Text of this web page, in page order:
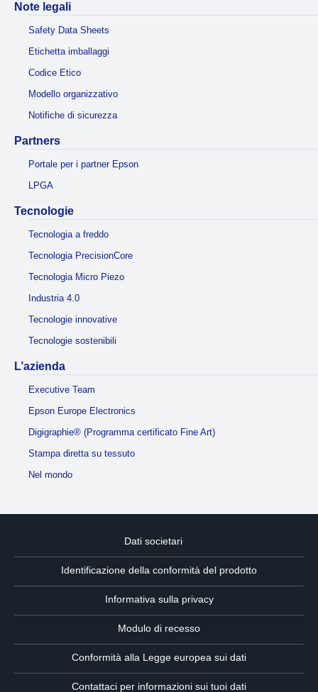
Note legali
Safety Data Sheets
Etichetta imballaggi
Codice Etico
Modello organizzativo
Notifiche di sicurezza
Partners
Portale per i partner Epson
LPGA
Tecnologie
Tecnologia a freddo
Tecnologia PrecisionCore
Tecnologia Micro Piezo
Industria 4.0
Tecnologie innovative
Tecnologie sostenibili
L’azienda
Executive Team
Epson Europe Electronics
Digigraphie® (Programma certificato Fine Art)
Stampa diretta su tessuto
Nel mondo
Dati societari
Identificazione della conformità del prodotto
Informativa sulla privacy
Modulo di recesso
Conformità alla Legge europea sui dati
Contattaci per informazioni sui tuoi dati